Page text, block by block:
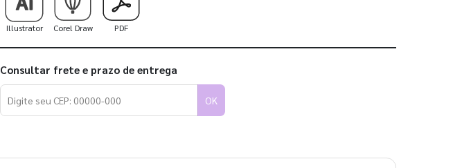
Illustrator Corel Draw PDF
Consultar frete e prazo de entrega
OK